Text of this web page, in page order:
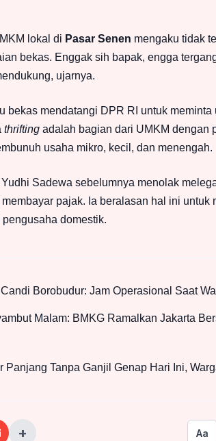
lokal di Pasar Senen mengaku tidak
bekas. Enggak sih bapak, engga
ujarnya.
bekas mendatangi DPR RI untuk
thrifting adalah bagian dari UMKM dengan
usaha mikro, kecil, dan menengah.
Sadewa sebelumnya menolak
pajak. Ia beralasan hal ini untuk
domestik.
Borobudur: Jam Operasional Saat
Malam: BMKG Ramalkan Jakarta
Panjang Tanpa Ganjil Genap Hari Ini,
+ Aa